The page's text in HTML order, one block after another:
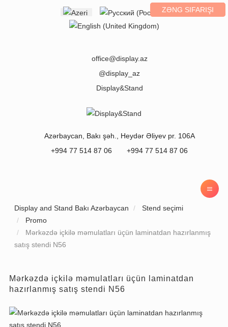
Select your language ZƏNG SIFARIŞI
office@display.az
@display_az
Display&Stand
Azərbaycan Bakı şəh., Heydər Əliyev pr. 106A
+994 77 514 87 06
+994 77 514 87 06
Display and Stand Bakı Azərbaycan
Stend seçimi
Promo
Mərkəzdə içkilə məmulatları üçün laminatdan hazırlanmış
satış stendi N56
Mərkəzdə içkilə məmulatları üçün laminatdan
hazırlanmış satış stendi N56